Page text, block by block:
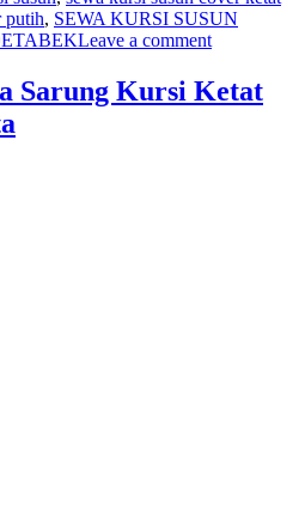
putih, SEWA KURSI SUSUN
Leave a commenton
Sewa
Kursi
Sarung Kursi Ketat